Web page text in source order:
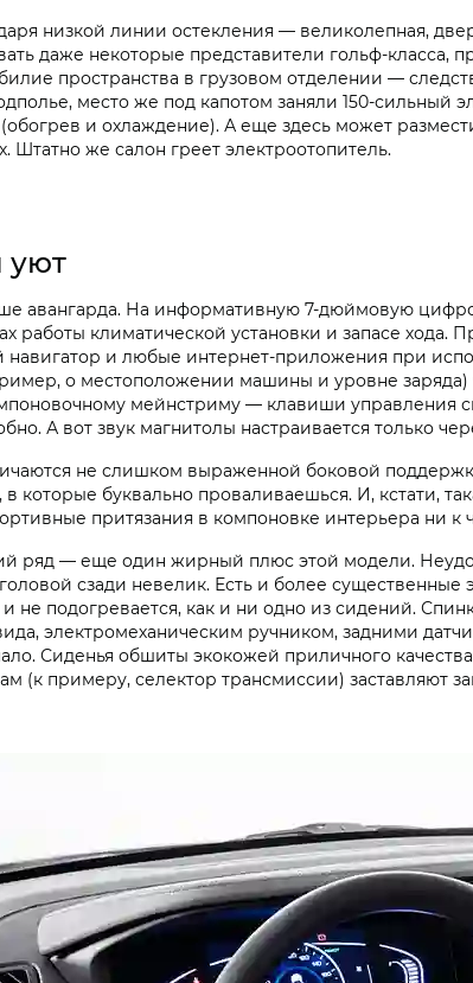
низкой линии остекления — великолепная,
даже некоторые представители гольф-
пространства в грузовом отделении —
место же под капотом заняли 150‑сильный
и охлаждение). А еще здесь может
Штатно же салон греет электроотопитель.
авангарда. На информативную 7‑дюймовую
работы климатической установки и запасе
навигатор и любые интернет-приложения при
о местоположении машины и уровне
мейнстриму — клавиши управления
А вот звук магнитолы настраивается только
не слишком выраженной боковой
которые буквально проваливаешься. И, кстати,
притязания в компоновке интерьера ни к
ряд — еще один жирный плюс этой модели.
сзади невелик. Есть и более
и не подогревается, как и ни одно из сидений.
электромеханическим ручником, задними
Сиденья обшиты экокожей приличного
(к примеру, селектор трансмиссии) заставляют